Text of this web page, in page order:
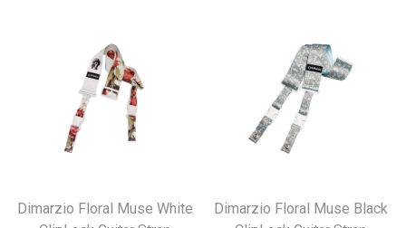
Dimarzio Floral Muse White
Dimarzio Floral Muse Black